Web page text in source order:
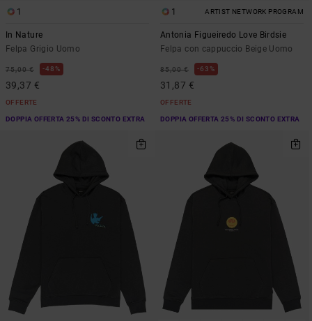
1
In Nature
Felpa Grigio Uomo
75,00 € 48%
39,37 €
OFFERTE
DOPPIA OFFERTA 25% DI SCONTO EXTRA
1 ARTIST NETWORK PROGRAM
Antonia Figueiredo Love Birdsie
Felpa con cappuccio Beige Uomo
85,00 € 63%
31,87 €
OFFERTE
DOPPIA OFFERTA 25% DI SCONTO EXTRA